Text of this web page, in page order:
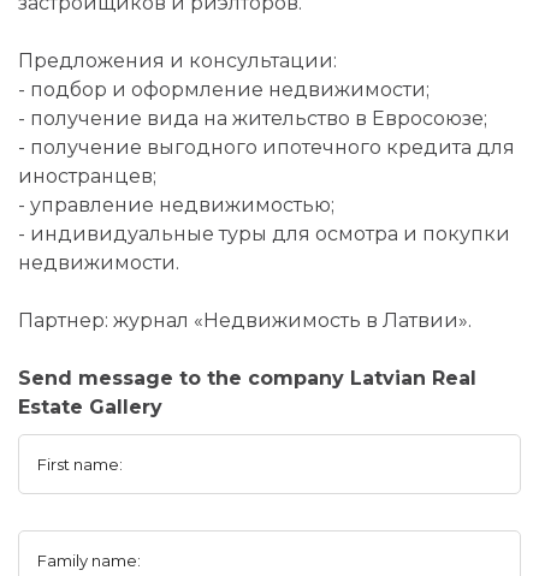
Предложения и консультации:
- подбор и оформление недвижимости;
- получение вида на жительство в Евросоюзе;
- получение выгодного ипотечного кредита для
иностранцев;
- управление недвижимостью;
- индивидуальные туры для осмотра и покупки
недвижимости.
Партнер: журнал «Недвижимость в Латвии».
Send message to the company Latvian Real
Estate Gallery
First name:
Family name: